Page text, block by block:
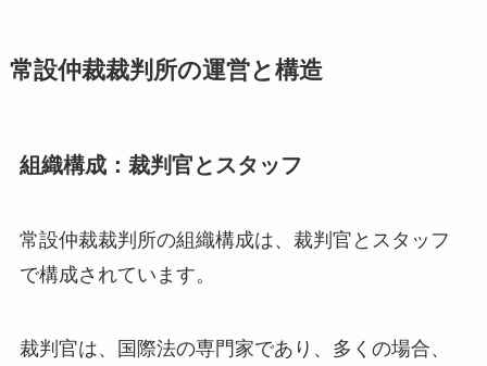
常設仲裁裁判所の運営と構造
組織構成：裁判官とスタッフ
常設仲裁裁判所の組織構成は、裁判官とスタッフ
で構成されています。
裁判官は、国際法の専門家であり、多くの場合、